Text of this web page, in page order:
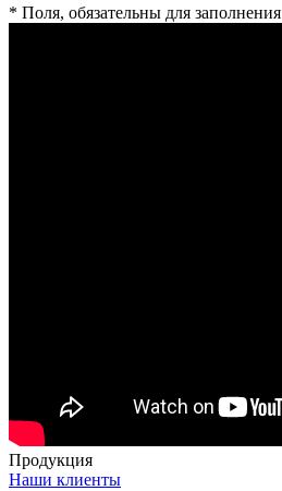
* Поля, обязательны для заполнения
Продукция
Наши клиенты